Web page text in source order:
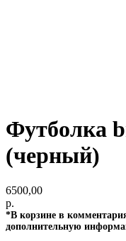
Футболка
(черный)
6500,00
р.
*В корзине в
дополнительную